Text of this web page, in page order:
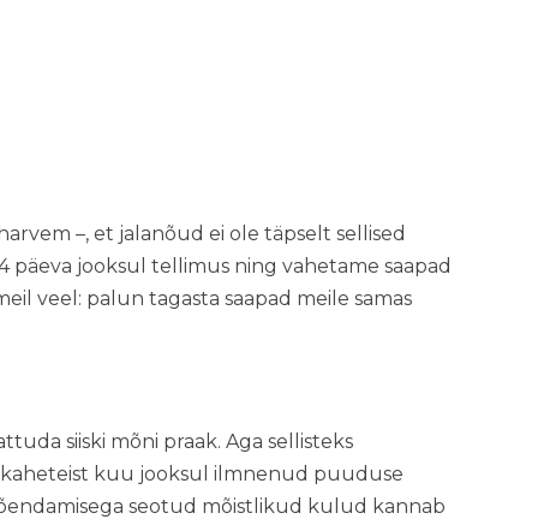
–, et jalanõud ei ole täpselt sellised
päeva jooksul tellimus ning vahetame saapad
veel: palun tagasta saapad meile samas
siiski mõni praak. Aga sellisteks
kuu jooksul ilmnenud puuduse
seotud mõistlikud kulud kannab